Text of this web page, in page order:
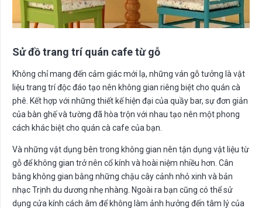
Sử đồ trang trí quán cafe từ gỗ
Không chỉ mang đến cảm giác mới lạ, những ván gỗ tưởng là vật
liệu trang trí độc đáo tạo nên không gian riêng biệt cho quán cà
phê. Kết hợp với những thiết kế hiện đại của quầy bar, sự đơn giản
của bàn ghế và tường đã hòa trộn với nhau tạo nên một phong
cách khác biệt cho quán cà cafe của bạn.
Và những vật dụng bên trong không gian nên tận dụng vật liệu từ
gỗ để không gian trở nên cổ kính và hoài niệm nhiều hơn. Cân
bằng không gian bằng những chậu cây cảnh nhỏ xinh và bản
nhạc Trịnh du dương nhẹ nhàng. Ngoài ra bạn cũng có thể sử
dụng cửa kính cách âm để không làm ảnh hưởng đến tâm lý của